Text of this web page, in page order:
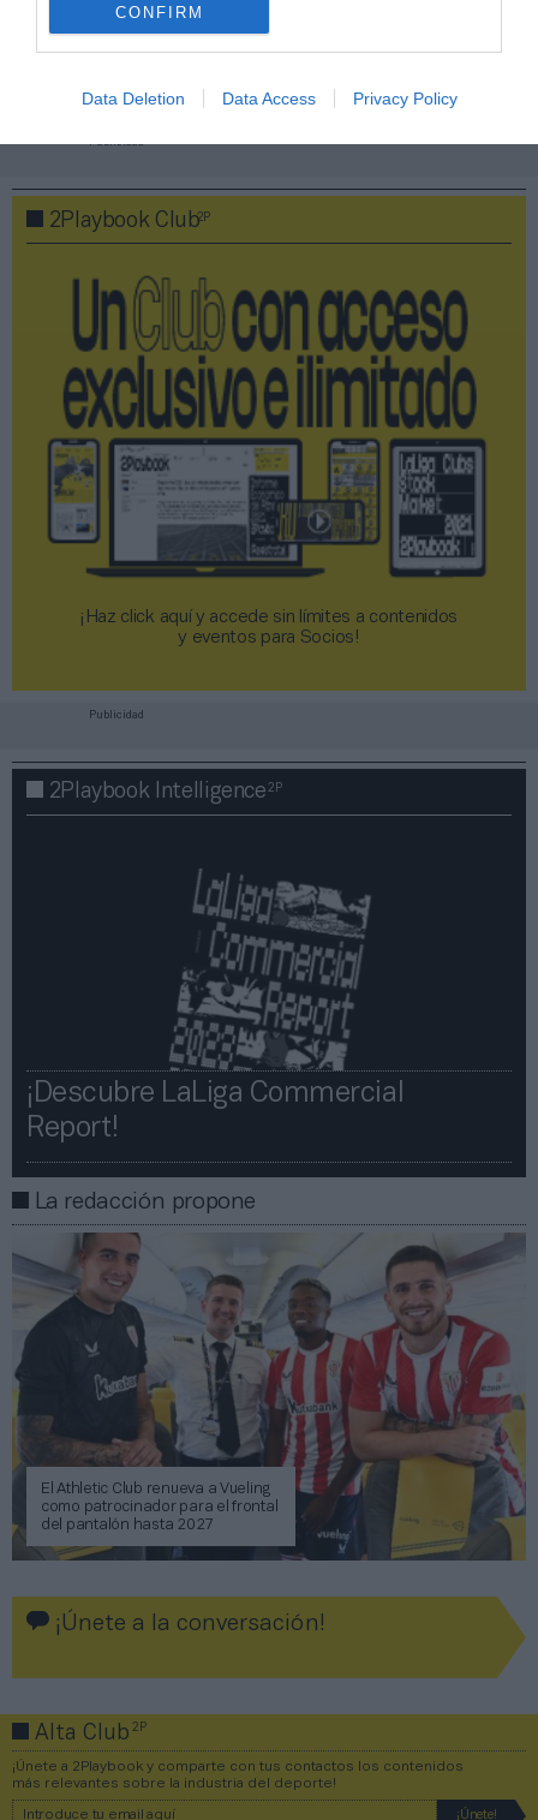
CONFIRM
Data Deletion Data Access Privacy Policy
Publicidad
2Playbook Club2P
¡Haz click aquí y accede sin límites a contenidos
y eventos para Socios!​​​​​​​
Publicidad
2Playbook Intelligence2P
¡Descubre LaLiga Commercial
Report!​​
La redacción propone
El Athletic Club renueva a Vueling
como patrocinador para el frontal
del pantalón hasta 2027
¡Únete a la conversación!
Alta Club2P
¡Únete a 2Playbook y comparte con tus contactos los contenidos
más relevantes sobre la industria del deporte!